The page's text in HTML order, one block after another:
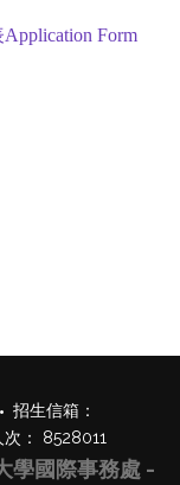
Form
招生信箱：
： 8528011
國際事務處 -